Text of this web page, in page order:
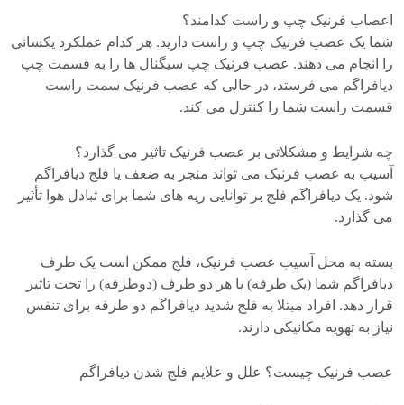
اعصاب فرنیک چپ و راست کدامند؟
شما یک عصب فرنیک چپ و راست دارید. هر کدام عملکرد یکسانی
را انجام می دهند. عصب فرنیک چپ سیگنال ها را به قسمت چپ
دیافراگم می فرستد، در حالی که عصب فرنیک سمت راست
قسمت راست شما را کنترل می کند.
چه شرایط و مشکلاتی بر عصب فرنیک تاثیر می گذارد؟
آسیب به عصب فرنیک می تواند منجر به ضعف یا فلج دیافراگم
شود. یک دیافراگم فلج بر توانایی ریه های شما برای تبادل هوا تأثیر
می گذارد.
بسته به محل آسیب عصب فرنیک، فلج ممکن است یک طرف
دیافراگم شما (یک طرفه) یا هر دو طرف (دوطرفه) را تحت تاثیر
قرار دهد. افراد مبتلا به فلج شدید دیافراگم دو طرفه برای تنفس
نیاز به تهویه مکانیکی دارند.
عصب فرنیک چیست؟ علل و علایم فلج شدن دیافراگم